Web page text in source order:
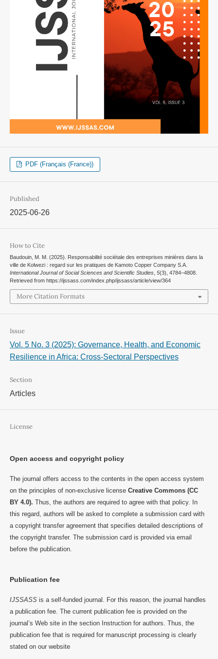
PDF (Français (France))
Published
2025-06-26
How to Cite
Baudouin, M. M. (2025). Responsabilité sociétale des entreprises minières dans la
ville de Kolwezi : regard sur les pratiques de Kamoto Copper Company S.A.
International Journal of Social Sciences and Scientific Studies, 5(3), 4784–4808.
Retrieved from https://ijssass.com/index.php/ijssass/article/view/364
More Citation Formats
Issue
Vol. 5 No. 3 (2025): Governance, Health, and Economic
Resilience in Africa: Cross-Sectoral Perspectives
Section
Articles
License
Open access and copyright policy
The journal offers access to the contents in the open access system
on the principles of non-exclusive license Creative Commons (CC
BY 4.0). Thus, the authors are required to agree with that policy. In
this regard, authors will be asked to complete a submission card with
a copyright transfer agreement that specifies detailed descriptions of
the copyright transfer. The submission card is provided via email
before the publication.
Publication fee
IJSSASSis a self-funded journal. For this reason, the journal handles
a publication fee. The current publication fee is provided on the
journal’s Web site in the section Instruction for authors. Thus, the
publication fee that is required for manuscript processing is clearly
stated on our website